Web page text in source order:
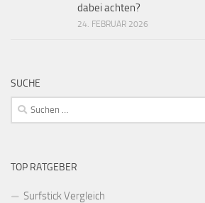
dabei achten?
24. FEBRUAR 2026
SUCHE
Suchen
nach:
TOP RATGEBER
Surfstick Vergleich